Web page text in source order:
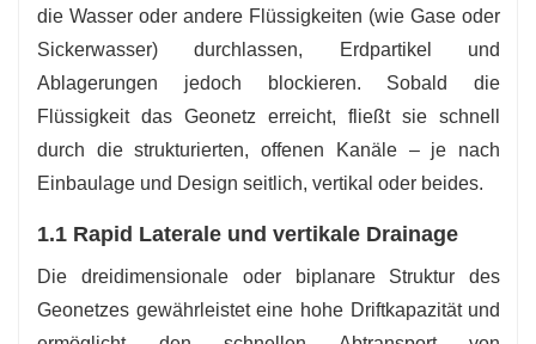
die Wasser oder andere Flüssigkeiten (wie Gase oder
Sickerwasser) durchlassen, Erdpartikel und
Ablagerungen jedoch blockieren. Sobald die
Flüssigkeit das Geonetz erreicht, fließt sie schnell
durch die strukturierten, offenen Kanäle – je nach
Einbaulage und Design seitlich, vertikal oder beides.
1.1 Rapid Laterale und vertikale Drainage
Die dreidimensionale oder biplanare Struktur des
Geonetzes gewährleistet eine hohe Driftkapazität und